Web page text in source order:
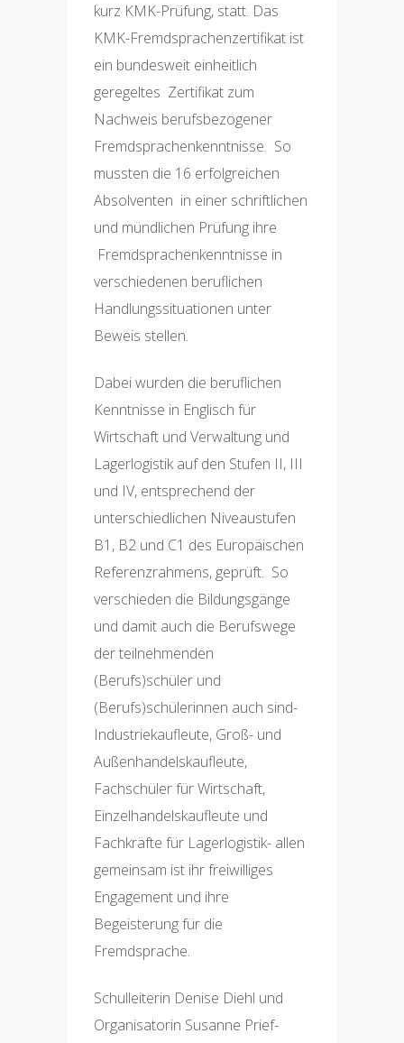
kurz KMK-Prüfung, statt. Das
KMK-Fremdsprachenzertifikat ist
ein bundesweit einheitlich
geregeltes Zertifikat zum
Nachweis berufsbezogener
Fremdsprachenkenntnisse. So
mussten die 16 erfolgreichen
Absolventen in einer schriftlichen
und mündlichen Prüfung ihre
Fremdsprachenkenntnisse in
verschiedenen beruflichen
Handlungssituationen unter
Beweis stellen.
Dabei wurden die beruflichen
Kenntnisse in Englisch für
Wirtschaft und Verwaltung und
Lagerlogistik auf den Stufen II, III
und IV, entsprechend der
unterschiedlichen Niveaustufen
B1, B2 und C1 des Europäischen
Referenzrahmens, geprüft. So
verschieden die Bildungsgänge
und damit auch die Berufswege
der teilnehmenden
(Berufs)schüler und
(Berufs)schülerinnen auch sind-
Industriekaufleute, Groß- und
Außenhandelskaufleute,
Fachschüler für Wirtschaft,
Einzelhandelskaufleute und
Fachkräfte für Lagerlogistik- allen
gemeinsam ist ihr freiwilliges
Engagement und ihre
Begeisterung für die
Fremdsprache.
Schulleiterin Denise Diehl und
Organisatorin Susanne Prief-